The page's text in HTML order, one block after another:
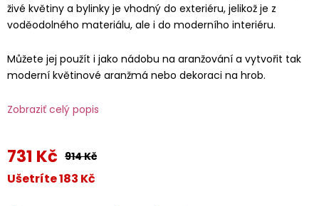
živé květiny a bylinky je vhodný do exteriéru, jelikož je z
voděodolného materiálu, ale i do moderního interiéru.
Můžete jej použít i jako nádobu na aranžování a vytvořit tak
moderní květinové aranžmá nebo dekoraci na hrob.
Zobraziť celý popis
731 Kč 914 Kč
Ušetríte 183 Kč